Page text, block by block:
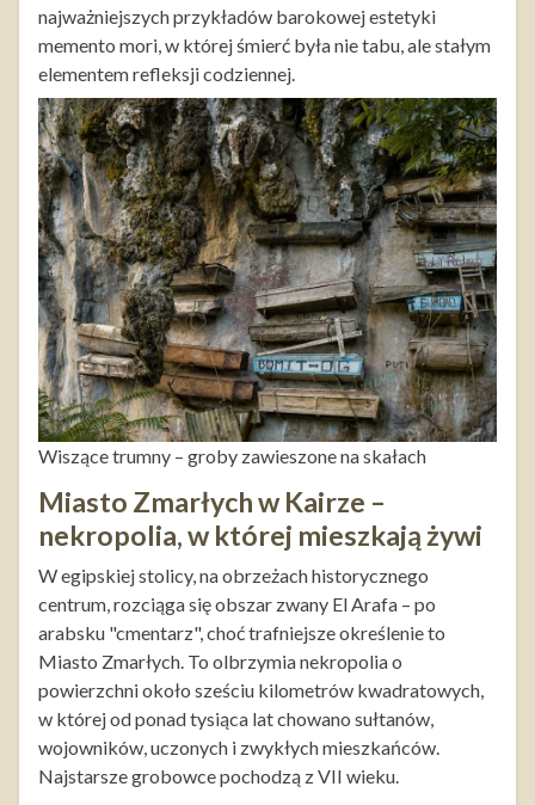
najważniejszych przykładów barokowej estetyki
memento mori, w której śmierć była nie tabu, ale stałym
elementem refleksji codziennej.
Wiszące trumny – groby zawieszone na skałach
Miasto Zmarłych w Kairze –
nekropolia, w której mieszkają żywi
W egipskiej stolicy, na obrzeżach historycznego
centrum, rozciąga się obszar zwany El Arafa – po
arabsku "cmentarz", choć trafniejsze określenie to
Miasto Zmarłych. To olbrzymia nekropolia o
powierzchni około sześciu kilometrów kwadratowych,
w której od ponad tysiąca lat chowano sułtanów,
wojowników, uczonych i zwykłych mieszkańców.
Najstarsze grobowce pochodzą z VII wieku.